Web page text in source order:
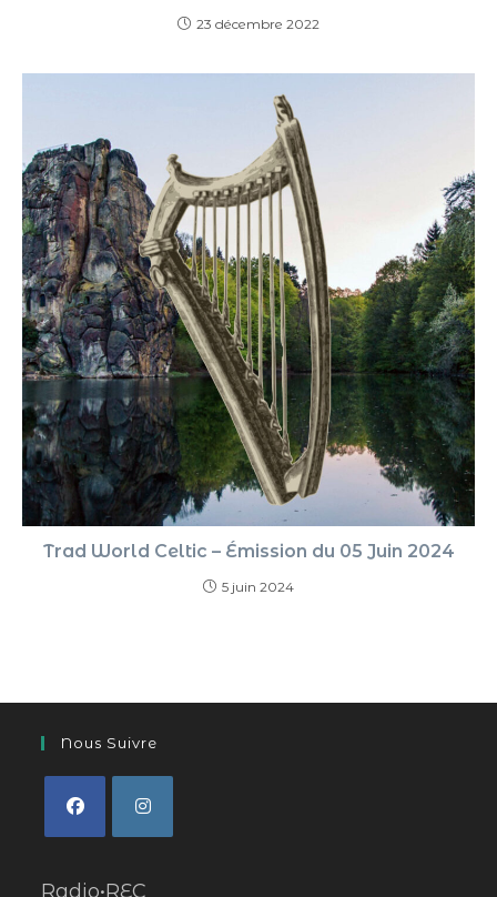
23 décembre 2022
Trad World Celtic – Émission du 05 Juin 2024
5 juin 2024
Nous Suivre
Radio•REC